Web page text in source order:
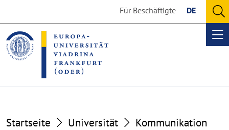
the
content
section
the
footer
section
Für Beschäftigte DE
Startseite Universität
Kommunikation